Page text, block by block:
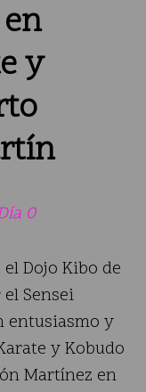
y
Dojo Kibo de
Sensei
entusiasmo y
y Kobudo
Martínez en
0